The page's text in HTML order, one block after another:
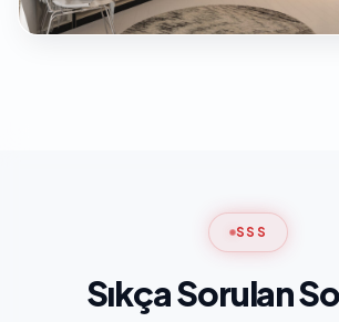
SSS
Sıkça Sorulan